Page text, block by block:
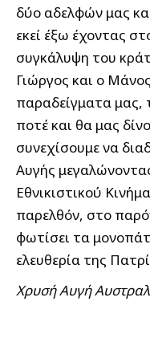
δύο αδελφών μας
εκεί έξω έχοντας
συγκάλυψη του
Γιώργος και ο
παραδείγματα μας,
ποτέ και θα μας
συνεχίσουμε να
Αυγής
Εθνικιστικού
παρελθόν, στο
φωτίσει τα
ελευθερία της
Χρυσή Αυγή